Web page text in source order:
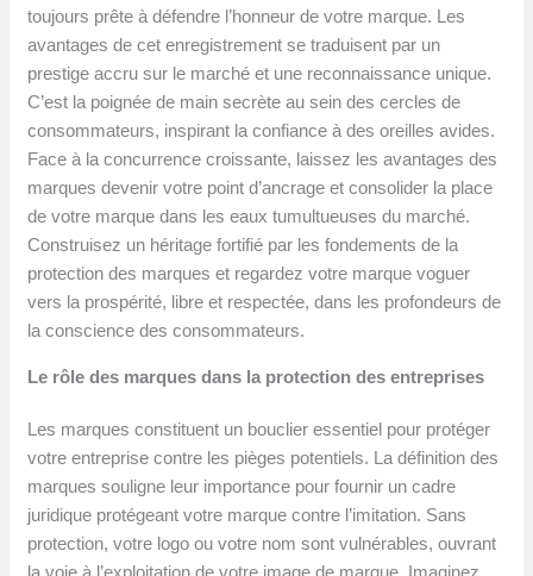
toujours prête à défendre l’honneur de votre marque. Les
avantages de cet enregistrement se traduisent par un
prestige accru sur le marché et une reconnaissance unique.
C’est la poignée de main secrète au sein des cercles de
consommateurs, inspirant la confiance à des oreilles avides.
Face à la concurrence croissante, laissez les avantages des
marques devenir votre point d’ancrage et consolider la place
de votre marque dans les eaux tumultueuses du marché.
Construisez un héritage fortifié par les fondements de la
protection des marques et regardez votre marque voguer
vers la prospérité, libre et respectée, dans les profondeurs de
la conscience des consommateurs.
Le rôle des marques dans la protection des entreprises
Les marques constituent un bouclier essentiel pour protéger
votre entreprise contre les pièges potentiels. La définition des
marques souligne leur importance pour fournir un cadre
juridique protégeant votre marque contre l’imitation. Sans
protection, votre logo ou votre nom sont vulnérables, ouvrant